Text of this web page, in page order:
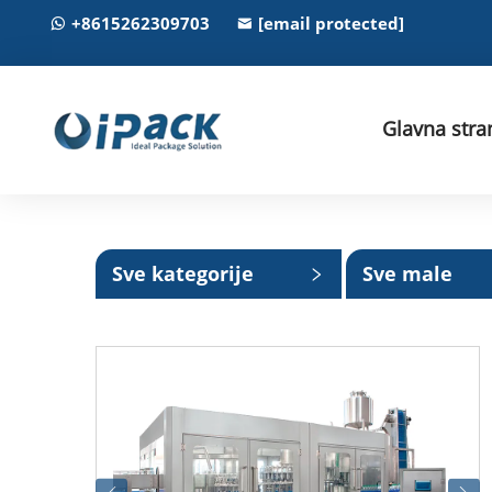
+8615262309703 [email protected]
Glavna
Sve kategorije
Sve male